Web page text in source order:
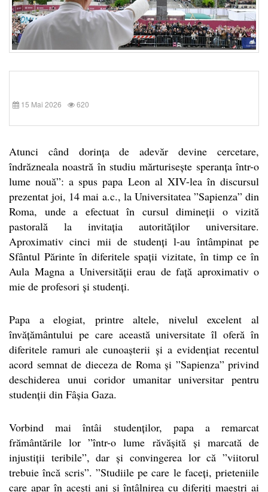
15 Mai 2026 620
Atunci când dorința de adevăr devine cercetare,
îndrăzneala noastră în studiu mărturisește speranța într-o
lume nouă”: a spus papa Leon al XIV-lea în discursul
prezentat joi, 14 mai a.c., la Universitatea ”Sapienza” din
Roma, unde a efectuat în cursul dimineții o vizită
pastorală la invitația autorităților universitare.
Aproximativ cinci mii de studenți l-au întâmpinat pe
Sfântul Părinte în diferitele spații vizitate, în timp ce în
Aula Magna a Universității erau de față aproximativ o
mie de profesori și studenți.
Papa a elogiat, printre altele, nivelul excelent al
învățământului pe care această universitate îl oferă în
diferitele ramuri ale cunoașterii și a evidențiat recentul
acord semnat de dieceza de Roma și ”Sapienza” privind
deschiderea unui coridor umanitar universitar pentru
studenții din Fâșia Gaza.
Vorbind mai întâi studenților, papa a remarcat
frământările lor ”într-o lume răvășită și marcată de
injustiții teribile”, dar și convingerea lor că ”viitorul
trebuie încă scris”. ”Studiile pe care le faceți, prieteniile
care apar în acești ani și întâlnirea cu diferiți maeștri ai